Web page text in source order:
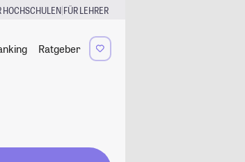
HOCHSCHULEN|FÜR LEHRER
Ratgeber